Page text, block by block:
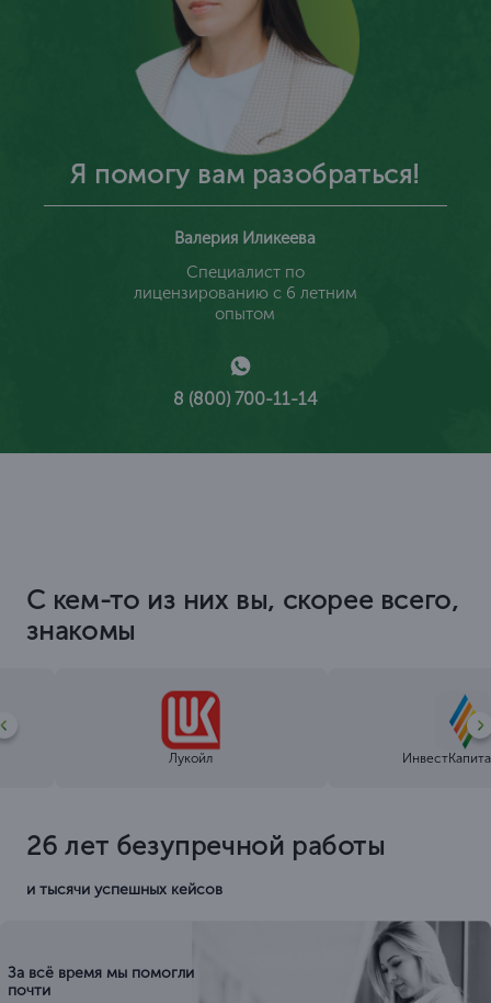
Я помогу вам разобраться!
Валерия Иликеева
Специалист по
лицензированию с 6 летним
опытом
8 (800) 700-11-14
С кем-то из них вы, скорее всего,
знакомы
Лукойл
26 лет безупречной работы
и тысячи успешных кейсов
За всё время мы помогли
почти